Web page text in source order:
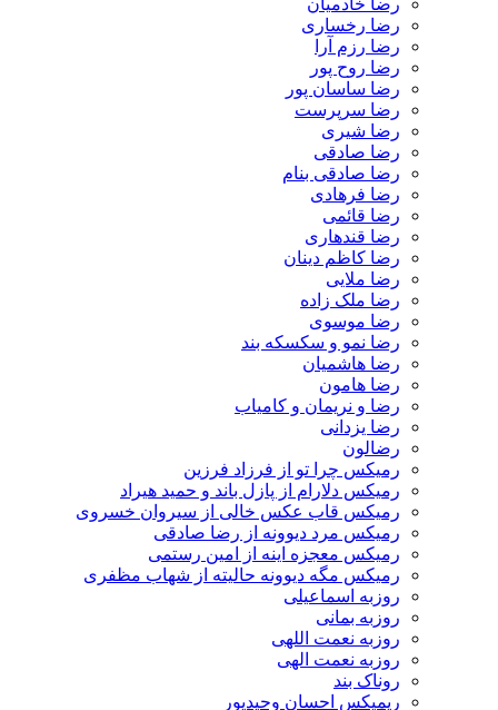
رضا خادمیان
رضا رخساری
رضا رزم آرا
رضا روح پور
رضا ساسان پور
رضا سرپرست
رضا شیری
رضا صادقی
رضا صادقی بنام
رضا فرهادی
رضا قائمی
رضا قندهاری
رضا کاظم دینان
رضا ملایی
رضا ملک زاده
رضا موسوی
رضا نمو و سکسکه بند
رضا هاشمیان
رضا هامون
رضا و نریمان و کامیاب
رضا یزدانی
رضالون
رمیکس چرا تو از فرزاد فرزین
رمیکس دلارام از پازل باند و حمید هیراد
رمیکس قاب عکس خالی از سیروان خسروی
رمیکس مرد دیوونه از رضا صادقی
رمیکس معجزه اینه از امین رستمی
رمیکس مگه دیوونه حالیته از شهاب مظفری
روزبه اسماعیلی
روزبه بمانی
روزبه نعمت اللهی
روزبه نعمت الهی
روناک بند
ریمیکس احسان وحیدپور